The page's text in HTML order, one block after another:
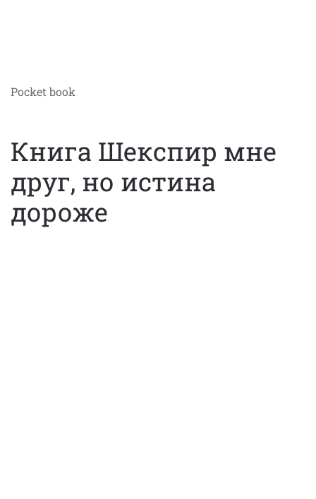
Pocket book
Книга Шекспир мне
друг, но истина
дороже